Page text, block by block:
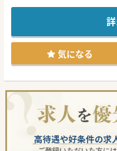
の業務に励んでおります
■1950年の設立以来、大
年支え続けてきた歴史と
■介護医療院と地域包括
働率は約90％と非常に
■最新のCTや歯科設備、
【働きやすさ】
て勤務できるワークラ
■週末のオンコールは非
がしっかりと休息を確保
■古川駅から新幹線で
り、都市部からの通勤
気になる